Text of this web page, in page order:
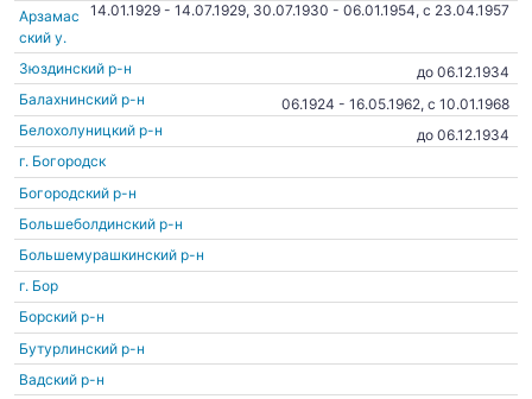
14.01.1929 - 14.07.1929, 30.07.1930 - 06.01.1954, c 23.04.1957
Арзамас
ский у.
Зюздинский р-н
до 06.12.1934
Балахнинский р-н
06.1924 - 16.05.1962, c 10.01.1968
Белохолуницкий р-н
до 06.12.1934
г. Богородск
Богородский р-н
Большеболдинский р-н
Большемурашкинский р-н
г. Бор
Борский р-н
Бутурлинский р-н
Вадский р-н